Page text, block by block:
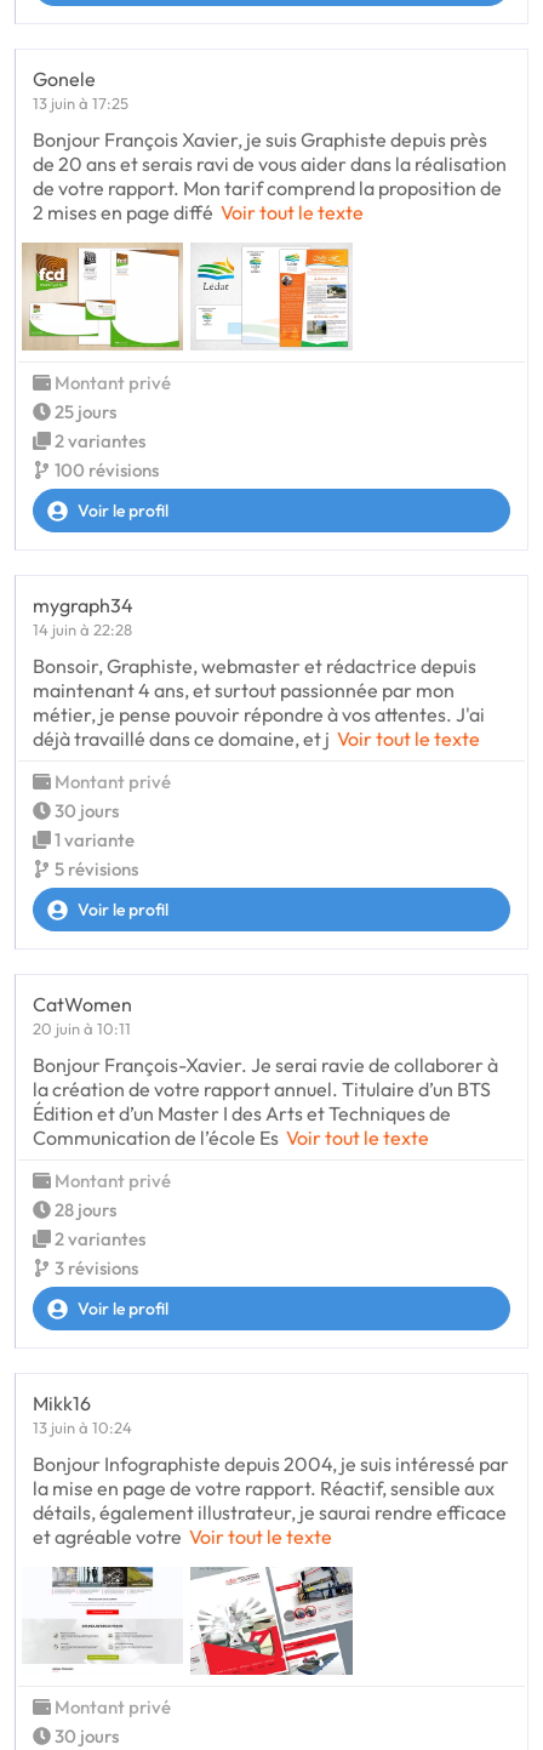
Gonele
13 juin à 17:25
Bonjour François Xavier, je suis Graphiste depuis près
de 20 ans et serais ravi de vous aider dans la réalisation
de votre rapport. Mon tarif comprend la proposition de
2 mises en page diffé Voir tout le texte
Montant privé
25 jours
2 variantes
100 révisions
Voir le profil
mygraph34
14 juin à 22:28
Bonsoir, Graphiste, webmaster et rédactrice depuis
maintenant 4 ans, et surtout passionnée par mon
métier, je pense pouvoir répondre à vos attentes. J'ai
déjà travaillé dans ce domaine, et j Voir tout le texte
Montant privé
30 jours
1 variante
5 révisions
Voir le profil
CatWomen
20 juin à 10:11
Bonjour François-Xavier. Je serai ravie de collaborer à
la création de votre rapport annuel. Titulaire d’un BTS
Édition et d’un Master I des Arts et Techniques de
Communication de l’école Es Voir tout le texte
Montant privé
28 jours
2 variantes
3 révisions
Voir le profil
Mikk16
13 juin à 10:24
Bonjour Infographiste depuis 2004, je suis intéressé par
la mise en page de votre rapport. Réactif, sensible aux
détails, également illustrateur, je saurai rendre efficace
et agréable votre Voir tout le texte
Montant privé
30 jours